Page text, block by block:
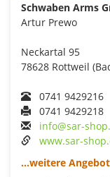
Schwaben Arms
Artur Prewo
Neckartal 95
78628 Rottweil
0741 9429216
0741 9429218
info@sar-
www.sar-
...weitere